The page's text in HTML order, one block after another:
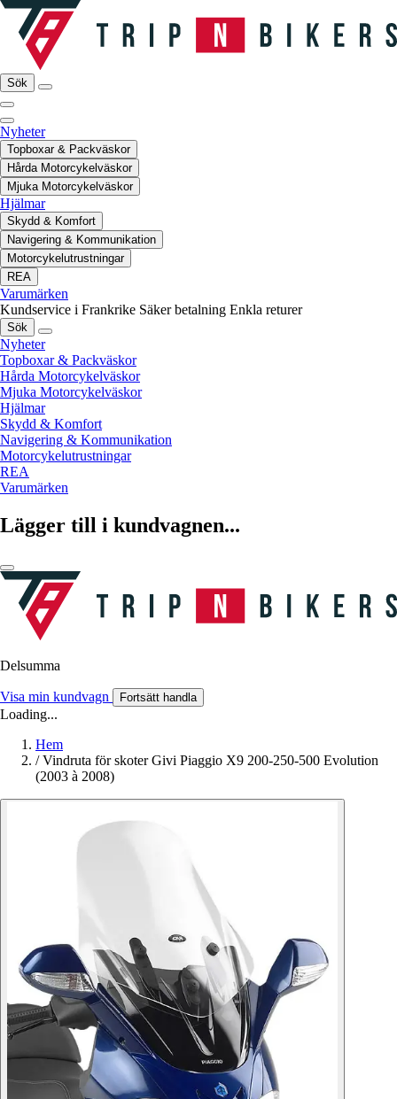
Sök
Nyheter
Topboxar & Packväskor
Hårda Motorcykelväskor
Mjuka Motorcykelväskor
Hjälmar
Skydd & Komfort
Navigering & Kommunikation
Motorcykelutrustningar
REA
Varumärken
Kundservice i Frankrike Säker betalning Enkla returer
Sök
Nyheter
Topboxar & Packväskor
Hårda Motorcykelväskor
Mjuka Motorcykelväskor
Hjälmar
Skydd & Komfort
Navigering & Kommunikation
Motorcykelutrustningar
REA
Varumärken
Lägger till i kundvagnen...
Delsumma
Visa min kundvagn Fortsätt handla
Loading...
Hem
/ Vindruta för skoter Givi Piaggio X9 200-250-500 Evolution
(2003 à 2008)